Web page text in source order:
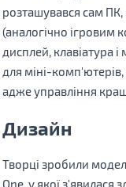
розташувався сам ПК,
(аналогічно ігровим
дисплей, клавіатура
для міні-
адже управління
Дизайн
Творці зробили
One, у якої з'явилася